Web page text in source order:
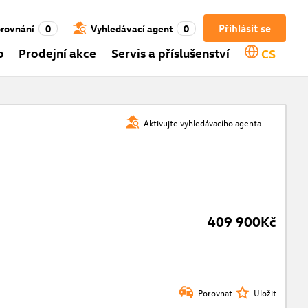
Přihlásit se
0 Vyhledávací agent 0
Prodejní akce Servis a příslušenství CS
Aktivujte vyhledávacího agenta
409 900Kč
Porovnat Uložit